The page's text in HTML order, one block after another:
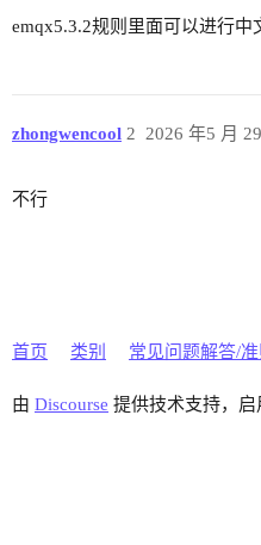
emqx5.3.2规则里面可以进行
zhongwencool 2026 年5 月
2
不行
首页 类别 常见问题解答/准
由 Discourse 提供技术支持，启